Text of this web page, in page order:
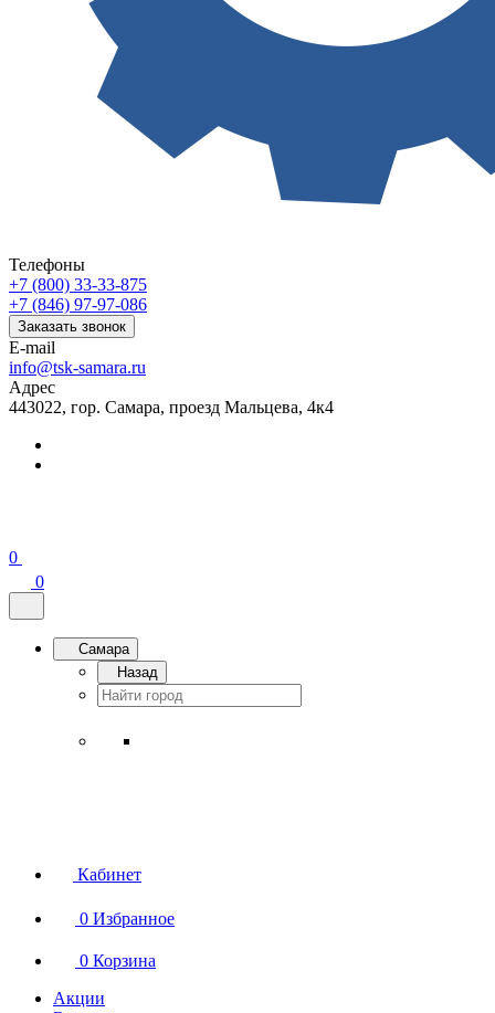
Телефоны
+7 (800) 33-33-875
+7 (846) 97-97-086
Заказать звонок
E-mail
info@tsk-samara.ru
Адрес
443022, гор. Самара, проезд Мальцева, 4к4
0
0
Самара
Назад
Кабинет
0 Избранное
0 Корзина
Акции